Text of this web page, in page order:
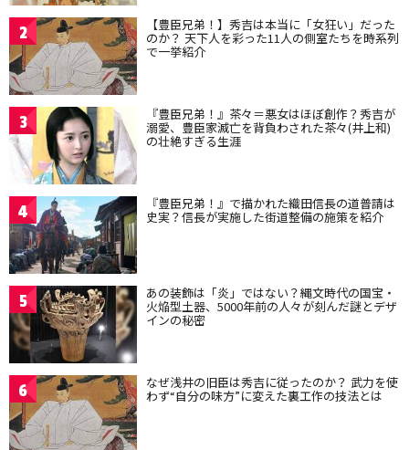
2 【豊臣兄弟！】秀吉は本当に「女狂い」だった
のか？ 天下人を彩った11人の側室たちを時系列
で一挙紹介
3 『豊臣兄弟！』茶々＝悪女はほぼ創作？秀吉が
溺愛、豊臣家滅亡を背負わされた茶々(井上和)
の壮絶すぎる生涯
4 『豊臣兄弟！』で描かれた織田信長の道普請は
史実？信長が実施した街道整備の施策を紹介
5 あの装飾は「炎」ではない？縄文時代の国宝・
火焔型土器、5000年前の人々が刻んだ謎とデザ
インの秘密
6 なぜ浅井の旧臣は秀吉に従ったのか？ 武力を使
わず“自分の味方”に変えた裏工作の技法とは